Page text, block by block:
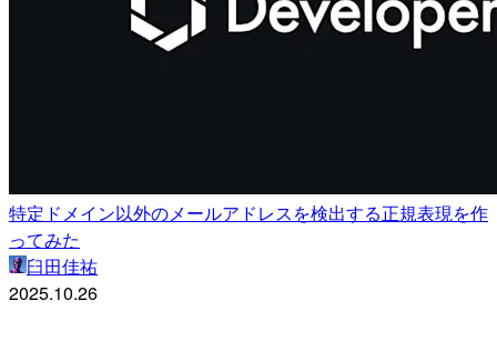
特定ドメイン以外のメールアドレスを検出する正規表現を作
ってみた
臼田佳祐
2025.10.26